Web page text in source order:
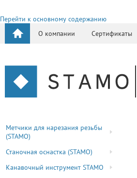
Перейти к основному содержанию
О компании
Сертификаты
Метчики для нарезания резьбы
(STAMO)
Станочная оснастка (STAMO)
Канавочный инструмент STAMO